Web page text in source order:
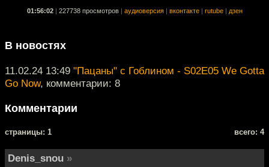
01:56:02 227738 просмотров аудиоверсия вконтакте rutube дзен
В новостях
11.02.24 13:49 "Пацаны" с Гоблином - S02E05 We Gotta
Go Now, комментарии: 8
Комментарии
cтраницы: 1 всего: 4
Denis_snou »